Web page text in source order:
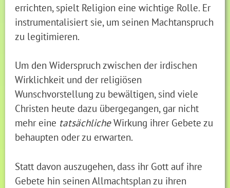
errichten, spielt Religion eine wichtige Rolle. Er
instrumentalisiert sie, um seinen Machtanspruch
zu legitimieren.
Um den Widerspruch zwischen der irdischen
Wirklichkeit und der religiösen
Wunschvorstellung zu bewältigen, sind viele
Christen heute dazu übergegangen, gar nicht
mehr eine tatsächlicheWirkung ihrer Gebete zu
behaupten oder zu erwarten.
Statt davon auszugehen, dass ihr Gott auf ihre
Gebete hin seinen Allmachtsplan zu ihren